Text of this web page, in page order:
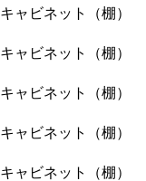
キャビネット（棚）
キャビネット（棚）
キャビネット（棚）
キャビネット（棚）
キャビネット（棚）